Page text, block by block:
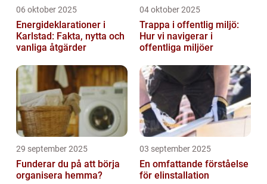
06 oktober 2025
Energideklarationer i
Karlstad: Fakta, nytta och
vanliga åtgärder
04 oktober 2025
Trappa i offentlig miljö:
Hur vi navigerar i
offentliga miljöer
29 september 2025
Funderar du på att börja
organisera hemma?
03 september 2025
En omfattande förståelse
för elinstallation